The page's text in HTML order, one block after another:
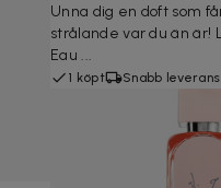
Unna dig en doft som
strålande var du än är!
Eau ...
1 köpt Snabb leverans